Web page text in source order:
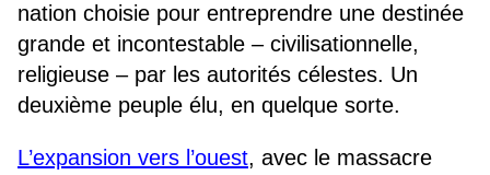
nation choisie pour entreprendre une destinée
grande et incontestable – civilisationnelle,
religieuse – par les autorités célestes. Un
deuxième peuple élu, en quelque sorte.
L’expansion vers l’ouest, avec le massacre